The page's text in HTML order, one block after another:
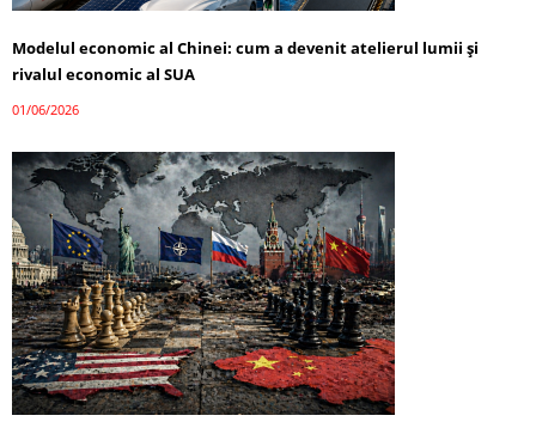
Modelul economic al Chinei: cum a devenit atelierul lumii și
rivalul economic al SUA
01/06/2026